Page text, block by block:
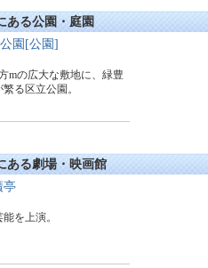
ある公園・庭園
園[公園]
mの広大な敷地に、緑豊
る区立公園。
ある劇場・映画館
亭
を上演。